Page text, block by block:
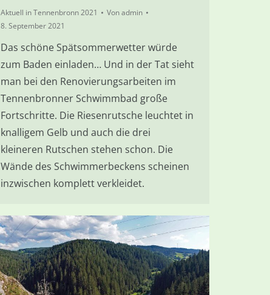
Aktuell in Tennenbronn 2021 Vonadmin
8. September 2021
Das schöne Spätsommerwetter würde
zum Baden einladen… Und in der Tat sieht
man bei den Renovierungsarbeiten im
Tennenbronner Schwimmbad große
Fortschritte. Die Riesenrutsche leuchtet in
knalligem Gelb und auch die drei
kleineren Rutschen stehen schon. Die
Wände des Schwimmerbeckens scheinen
inzwischen komplett verkleidet.